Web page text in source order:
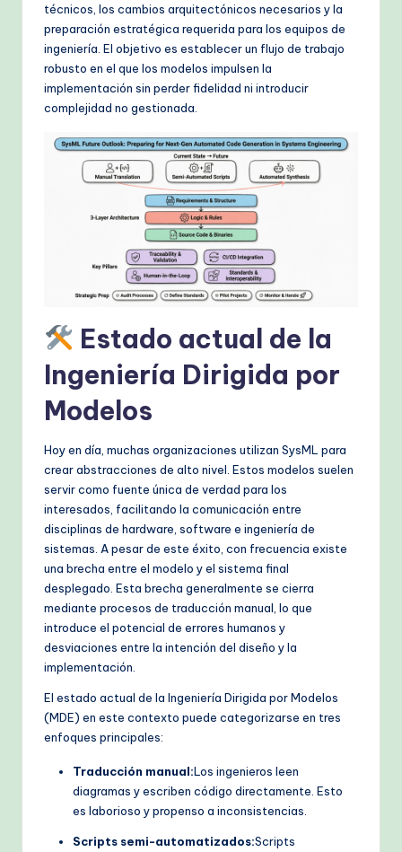
&
M
o
d
d
técnicos, los cambios arquitectónicos necesarios y la
preparación estratégica requerida para los equipos de
ingeniería. El objetivo es establecer un flujo de trabajo
robusto en el que los modelos impulsen la
implementación sin perder fidelidad ni introducir
complejidad no gestionada.
Estado actual de la
Ingeniería Dirigida por
Modelos
Hoy en día, muchas organizaciones utilizan SysML para
crear abstracciones de alto nivel. Estos modelos suelen
servir como fuente única de verdad para los
interesados, facilitando la comunicación entre
disciplinas de hardware, software e ingeniería de
sistemas. A pesar de este éxito, con frecuencia existe
una brecha entre el modelo y el sistema final
desplegado. Esta brecha generalmente se cierra
mediante procesos de traducción manual, lo que
introduce el potencial de errores humanos y
desviaciones entre la intención del diseño y la
implementación.
El estado actual de la Ingeniería Dirigida por Modelos
(MDE) en este contexto puede categorizarse en tres
enfoques principales:
Traducción manual:Los ingenieros leen
diagramas y escriben código directamente. Esto
es laborioso y propenso a inconsistencias.
Scripts semi-automatizados:Scripts